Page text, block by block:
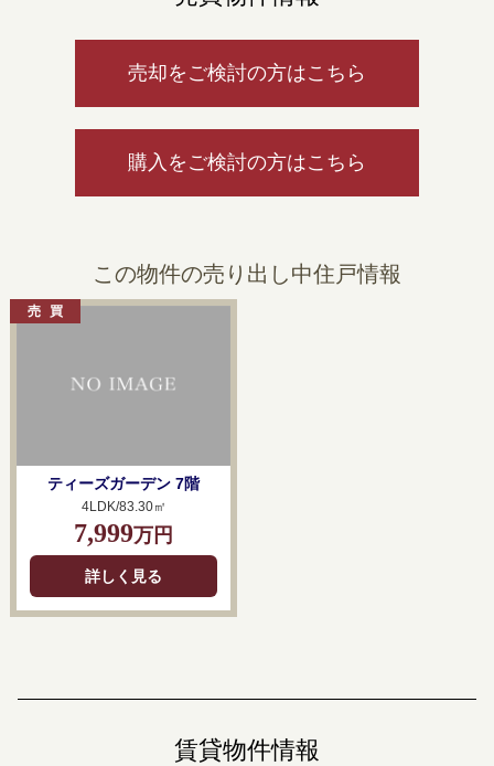
売却をご検討の方はこちら
購入をご検討の方はこちら
この物件の売り出し中住戸情報
ティーズガーデン 7階
4LDK/83.30㎡
7,999万円
詳しく見る
賃貸物件情報